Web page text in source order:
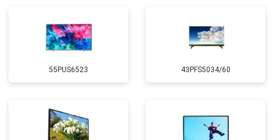
55PUS6523 43PFS5034/60